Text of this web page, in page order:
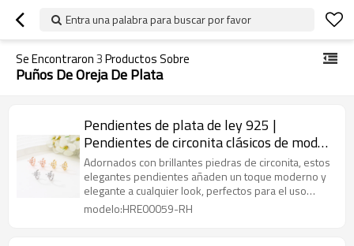
Entra una palabra para buscar por favor
Se Encontraron3Productos Sobre
Puños De Oreja De Plata
Pendientes de plata de ley 925 |
Pendientes de circonita clásicos de moda
para mujer
Adornados con brillantes piedras de circonita, estos
elegantes pendientes añaden un toque moderno y
elegante a cualquier look, perfectos para el uso
diario o para ocasiones especiales.
modelo:HRE00059-RH